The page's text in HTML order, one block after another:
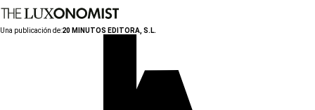
Una publicación de:20 MINUTOS EDITORA, S.L.